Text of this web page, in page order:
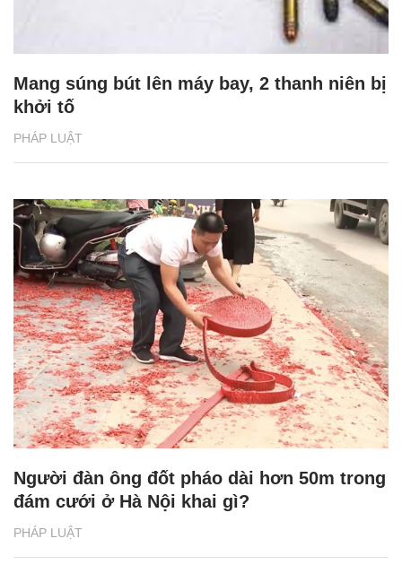
PHÁP LUẬT
Mang súng bút lên máy bay, 2 thanh niên bị
khởi tố
PHÁP LUẬT
Người đàn ông đốt pháo dài hơn 50m trong
đám cưới ở Hà Nội khai gì?